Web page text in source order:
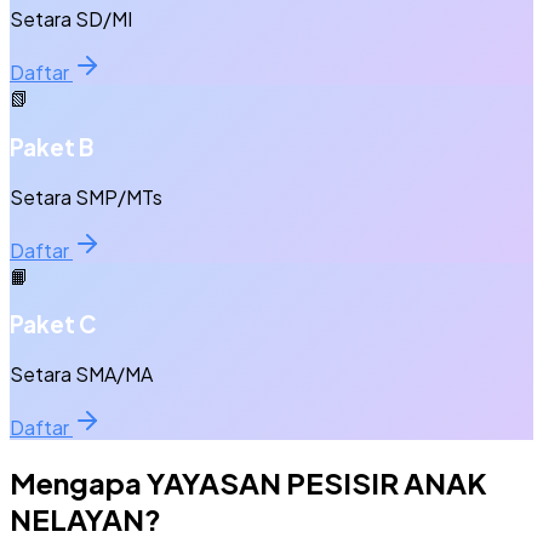
Setara SD/MI
Daftar
📗
Paket B
Setara SMP/MTs
Daftar
📙
Paket C
Setara SMA/MA
Daftar
MengapaYAYASAN PESISIR ANAK
NELAYAN?